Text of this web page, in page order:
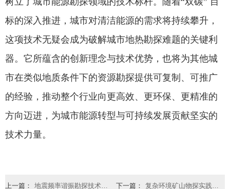
标的深入推进，城市对清洁能源的需求将持续攀升，
这项技术无疑会成为破解城市地热勘探难题的关键利
器。它所蕴含的创新理念与技术优势，也将为其他城
市在类似地质条件下的资源勘探提供可复制、可推广
的经验，推动整个行业向更高效、更环保、更精准的
方向迈进，为城市能源转型与可持续发展贡献坚实的
技术力量。
上一篇： 地震频率谐振勘探技术的应用实现重大进步，助力油气田勘探新发现 下一篇： 复杂环境矿山物探实践感悟：大道至简，方得数据本真